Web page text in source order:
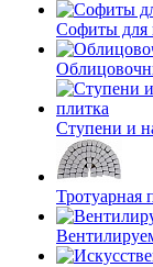
Софиты
Ступени и
Тротуарная